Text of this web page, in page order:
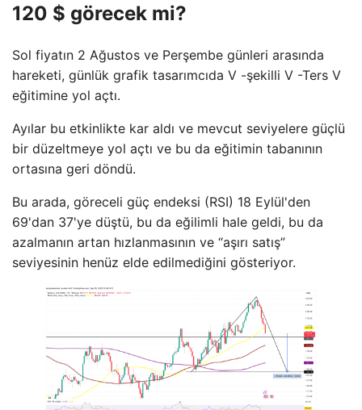
120 $ görecek mi?
Sol fiyatın 2 Ağustos ve Perşembe günleri arasında
hareketi, günlük grafik tasarımcıda V -şekilli V -Ters V
eğitimine yol açtı.
Ayılar bu etkinlikte kar aldı ve mevcut seviyelere güçlü
bir düzeltmeye yol açtı ve bu da eğitimin tabanının
ortasına geri döndü.
Bu arada, göreceli güç endeksi (RSI) 18 Eylül'den
69'dan 37'ye düştü, bu da eğilimli hale geldi, bu da
azalmanın artan hızlanmasının ve “aşırı satış”
seviyesinin henüz elde edilmediğini gösteriyor.